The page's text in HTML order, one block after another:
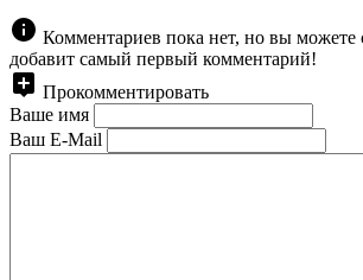
Комментариев пока нет, но вы можете
добавит самый первый комментарий!
Прокомментировать
Ваше имя
Ваш E-Mail